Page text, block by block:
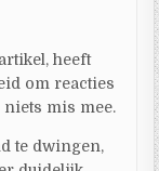
heeft
om reacties
mis mee.
te dwingen,